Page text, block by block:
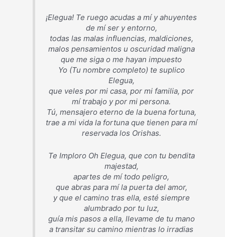
¡Elegua! Te ruego acudas a mí y ahuyentes
de mí ser y entorno,
todas las malas influencias, maldiciones,
malos pensamientos u oscuridad maligna
que me siga o me hayan impuesto
Yo (Tu nombre completo) te suplico
Elegua,
que veles por mi casa, por mi familia, por
mí trabajo y por mi persona.
Tú, mensajero eterno de la buena fortuna,
trae a mi vida la fortuna que tienen para mí
reservada los Orishas.
Te Imploro Oh Elegua, que con tu bendita
majestad,
apartes de mí todo peligro,
que abras para mí la puerta del amor,
y que el camino tras ella, esté siempre
alumbrado por tu luz,
guía mis pasos a ella, llevame de tu mano
a transitar su camino mientras lo irradias